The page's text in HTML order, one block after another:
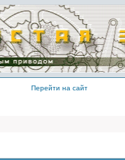
Перейти на сайт